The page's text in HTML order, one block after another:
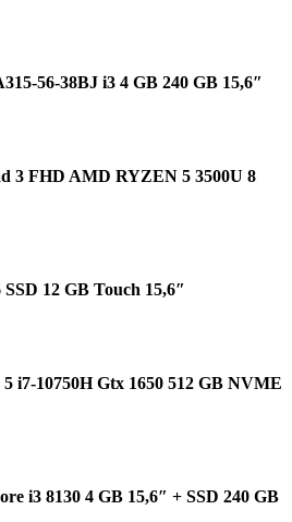
56-38BJ i3 4 GB 240 GB 15,6″
3 FHD AMD RYZEN 5 3500U 8
12 GB Touch 15,6″
i7-10750H Gtx 1650 512 GB NVME
i3 8130 4 GB 15,6″ + SSD 240 GB